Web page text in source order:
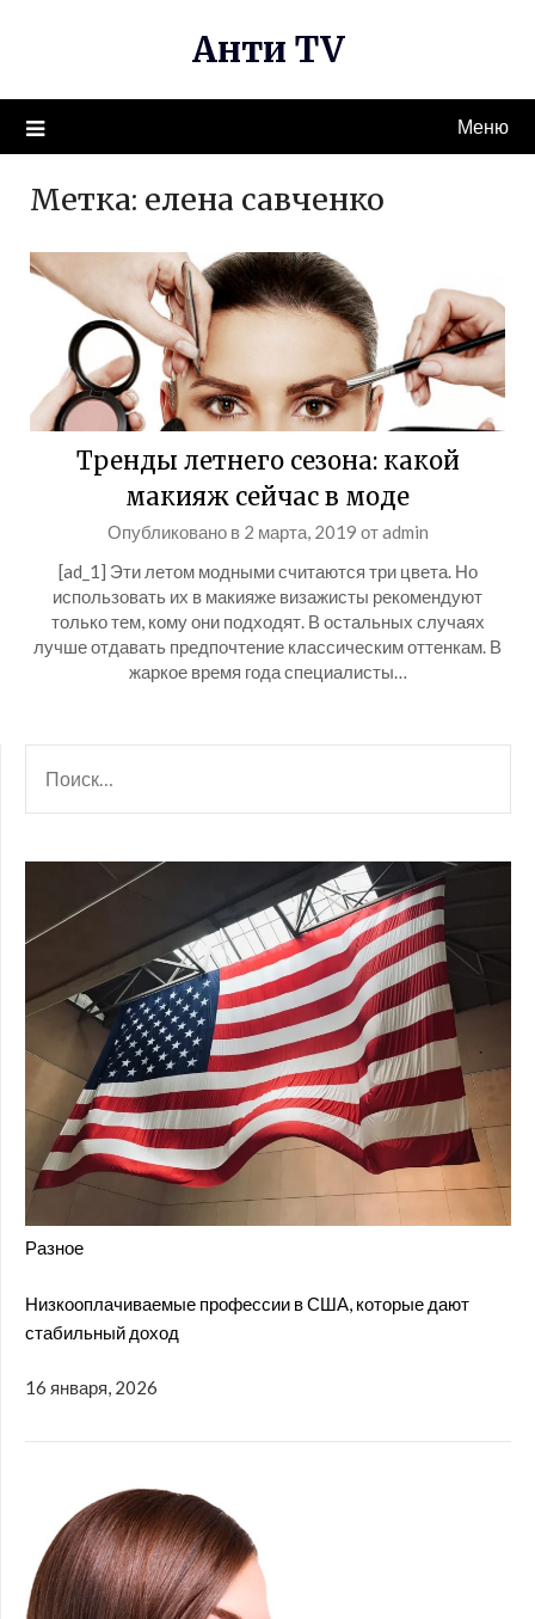
Анти TV
Меню
Метка: елена савченко
Тренды летнего сезона: какой
макияж сейчас в моде
Опубликовано в 2 марта, 2019 отadmin
[ad_1] Эти летом модными считаются три цвета. Но
использовать их в макияже визажисты рекомендуют
только тем, кому они подходят. В остальных случаях
лучше отдавать предпочтение классическим оттенкам. В
жаркое время года специалисты…
Разное
Низкооплачиваемые профессии в США, которые дают
стабильный доход
16 января, 2026